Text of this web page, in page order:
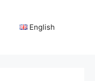
English